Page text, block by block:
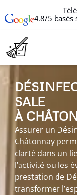
4.8/5 basés
SALE
À
Assurer un
Châtonnay
clarté dans un
l’activité ou les
prestation de
transformer